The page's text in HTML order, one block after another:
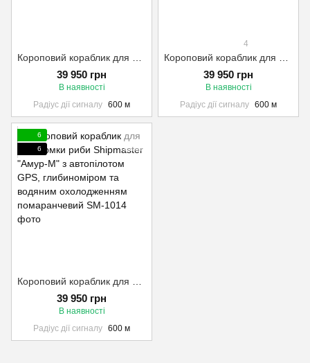
39 950 грн
В наявності
Радіус дії сигналу 600 м
4
39 950 грн
В наявності
Радіус дії сигналу 600 м
6
6
39 950 грн
В наявності
Радіус дії сигналу 600 м